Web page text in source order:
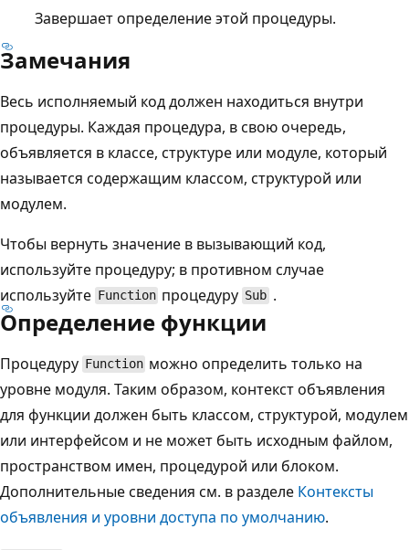
Завершает определение этой процедуры.
Замечания
Весь исполняемый код должен находиться внутри
процедуры. Каждая процедура, в свою очередь,
объявляется в классе, структуре или модуле, который
называется содержащим классом, структурой или
модулем.
Чтобы вернуть значение в вызывающий код,
используйте процедуру; в противном случае
используйте Function процедуру Sub.
Определение функции
Процедуру Function можно определить только на
уровне модуля. Таким образом, контекст объявления
для функции должен быть классом, структурой, модулем
или интерфейсом и не может быть исходным файлом,
пространством имен, процедурой или блоком.
Дополнительные сведения см. в разделе Контексты
объявления и уровни доступа по умолчанию.